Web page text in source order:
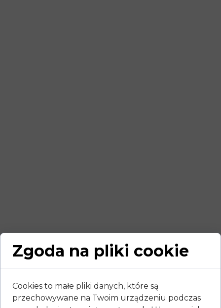
Zgoda na pliki cookie
Cookies to małe pliki danych, które są
przechowywane na Twoim urządzeniu podczas